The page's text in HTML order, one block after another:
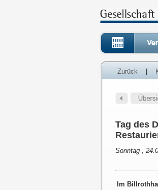
Zurück
Tag des
Sonntag ,
Im